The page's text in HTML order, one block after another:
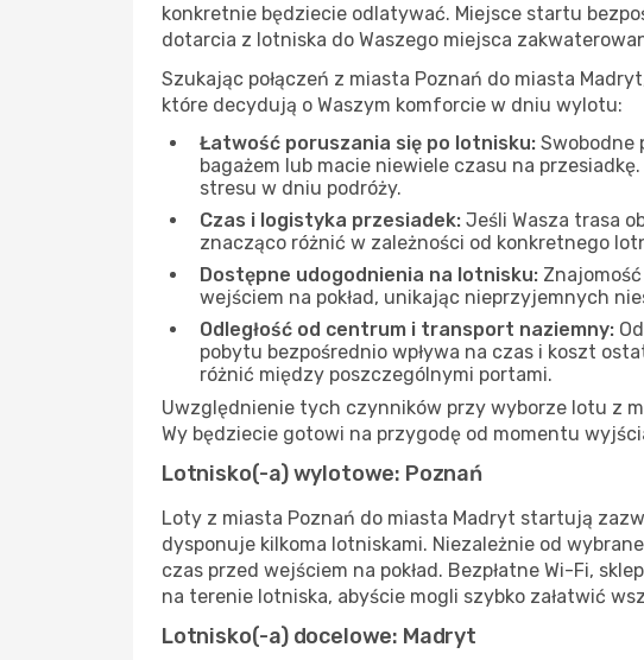
konkretnie będziecie odlatywać. Miejsce startu
dotarcia z lotniska do Waszego miejsca
Szukając połączeń z miasta Poznań do miasta
które decydują o Waszym komforcie w dniu wylotu:
Łatwość poruszania się po lotnisku: Swobodne
bagażem lub macie niewiele czasu na
stresu w dniu podróży.
Czas i logistyka przesiadek: Jeśli Wasza trasa
znacząco różnić w zależności od konkretnego
Dostępne udogodnienia na lotnisku:
wejściem na pokład, unikając nieprzyjemnych
Odległość od centrum i transport naziemny:
pobytu bezpośrednio wpływa na czas i koszt
różnić między poszczególnymi portami.
Uwzględnienie tych czynników przy wyborze lotu z
Wy będziecie gotowi na przygodę od momentu
Lotnisko(-a) wylotowe: Poznań
Loty z miasta Poznań do miasta Madryt startują
dysponuje kilkoma lotniskami. Niezależnie od
czas przed wejściem na pokład. Bezpłatne Wi-Fi,
na terenie lotniska, abyście mogli szybko załatwić
Lotnisko(-a) docelowe: Madryt